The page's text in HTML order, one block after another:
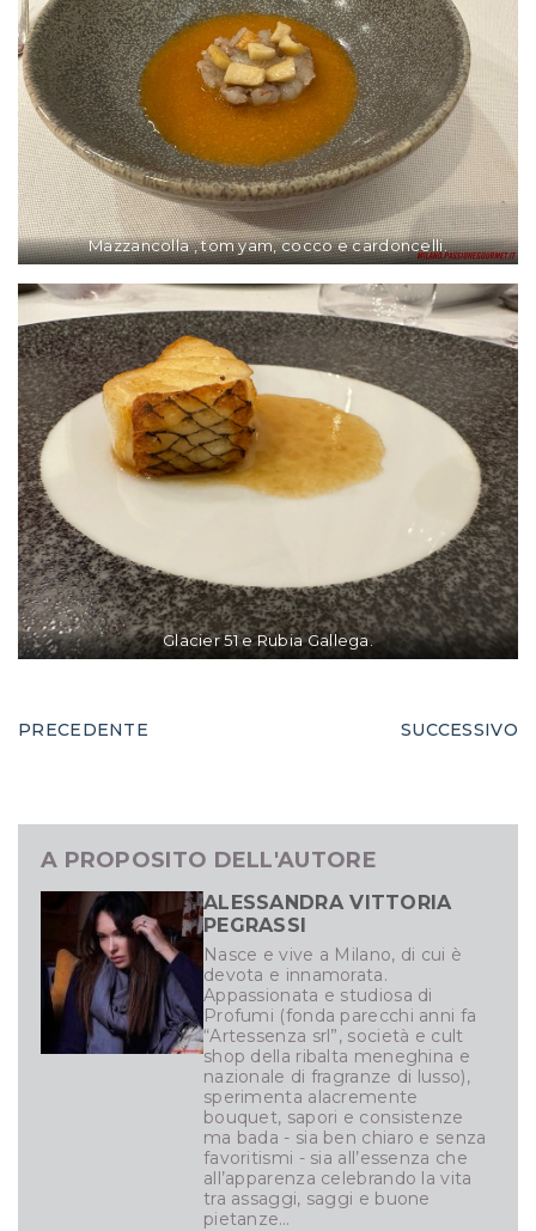
Mazzancolla , tom yam, cocco e cardoncelli.
Glacier 51 e Rubia Gallega.
PRECEDENTE SUCCESSIVO
A PROPOSITO DELL'AUTORE
ALESSANDRA VITTORIA
PEGRASSI
Nasce e vive a Milano, di cui è
devota e innamorata.
Appassionata e studiosa di
Profumi (fonda parecchi anni fa
“Artessenza srl”, società e cult
shop della ribalta meneghina e
nazionale di fragranze di lusso),
sperimenta alacremente
bouquet, sapori e consistenze
ma bada - sia ben chiaro e senza
favoritismi - sia all’essenza che
all’apparenza celebrando la vita
tra assaggi, saggi e buone
pietanze…